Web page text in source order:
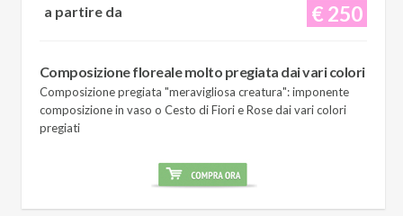
€ 250
a partire da
Composizione floreale molto pregiata dai vari colori
Composizione pregiata "meravigliosa creatura": imponente
composizione in vaso o Cesto di Fiori e Rose dai vari colori
pregiati